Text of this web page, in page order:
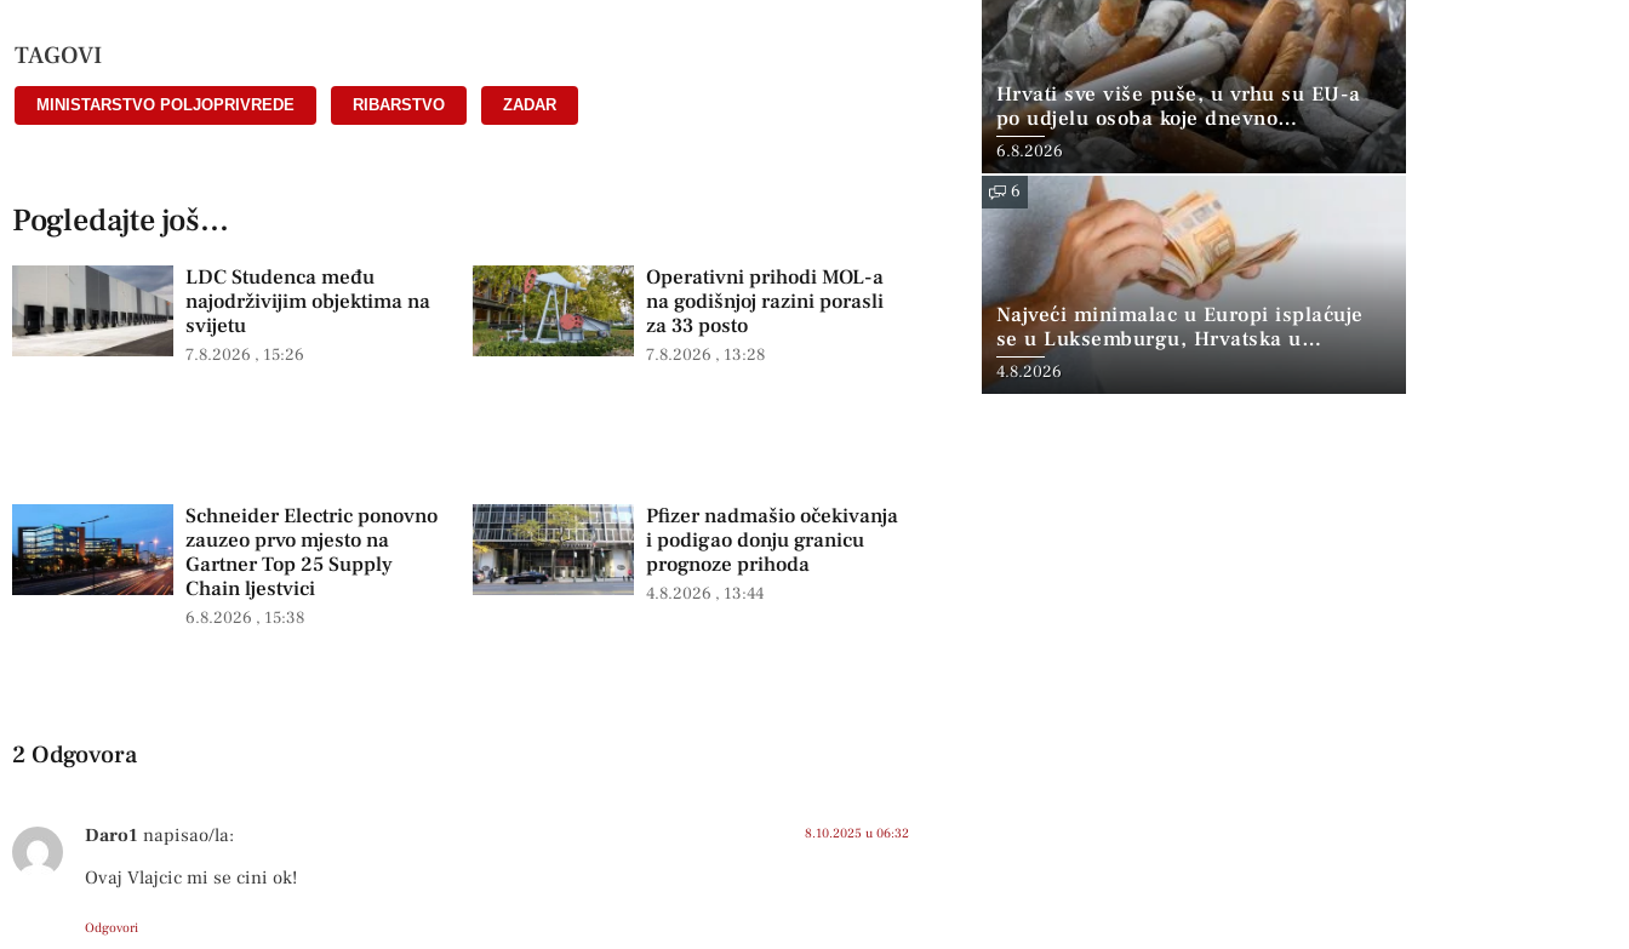
TAGOVI
MINISTARSTVO POLJOPRIVREDE RIBARSTVO ZADAR
Pogledajte još...
LDC Studenca među
najodrživijim objektima na
svijetu
7.8.2026 15:26
Operativni prihodi MOL-a
na godišnjoj razini porasli
za 33 posto
7.8.2026 13:28
Schneider Electric ponovno
zauzeo prvo mjesto na
Gartner Top 25 Supply
Chain ljestvici
6.8.2026 15:38
Pfizer nadmašio očekivanja
i podigao donju granicu
prognoze prihoda
4.8.2026 13:44
2 Odgovora
Daro1 napisao/la: 8.10.2025 u 06:32
Ovaj Vlajcic mi se cini ok!
Odgovori
Hrvati sve više puše, u vrhu su EU-a
po udjelu osoba koje dnevno
konzumiraju duhan
6.8.2026
6
Najveći minimalac u Europi isplaćuje
se u Luksemburgu, Hrvatska u
“srednjoj skupini”
4.8.2026